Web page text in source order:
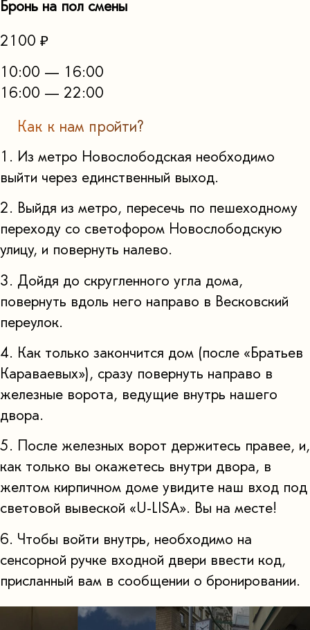
Бронь на пол смены
2100 ₽
10:00 — 16:00
16:00 — 22:00
Как к нам пройти?
1. Из метро Новослободская необходимо
выйти через единственный выход.
2. Выйдя из метро, пересечь по пешеходному
переходу со светофором Новослободскую
улицу, и повернуть налево.
3. Дойдя до скругленного угла дома,
повернуть вдоль него направо в Весковский
переулок.
4. Как только закончится дом (после «Братьев
Караваевых»), сразу повернуть направо в
железные ворота, ведущие внутрь нашего
двора.
5. После железных ворот держитесь правее, и,
как только вы окажетесь внутри двора, в
желтом кирпичном доме увидите наш вход под
световой вывеской «U-LISA». Вы на месте!
6. Чтобы войти внутрь, необходимо на
сенсорной ручке входной двери ввести код,
присланный вам в сообщении о бронировании.